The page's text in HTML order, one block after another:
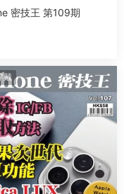
密技王 第109期
戴